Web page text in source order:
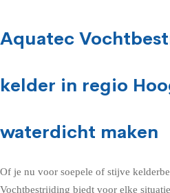
Aquatec
kelder in regio
waterdicht maken
Of je nu voor soepele of stijve
Vochtbestrijding biedt voor elke